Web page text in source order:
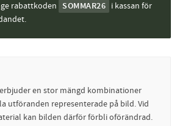
rabattkoden
SOMMAR26 i kassan för
en stor mängd kombinationer
utföranden representerade på bild. Vid
kan bilden därför förbli oförändrad.